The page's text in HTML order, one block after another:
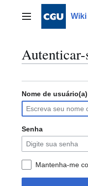
Menu principalWiki
Autenticar-
Nome de usuário(a)
Senha
Mantenha-me